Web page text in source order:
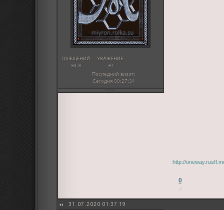
СООБЩЕНИЙ:
8370
УВАЖЕНИЕ:
+9
Последний визит:
Сегодня 00:27:34
http://
0
31.07.2020 01:37:19